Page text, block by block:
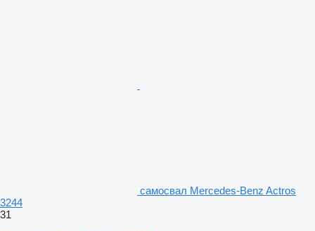
самосвал Mercedes-Benz Actros
3244
31